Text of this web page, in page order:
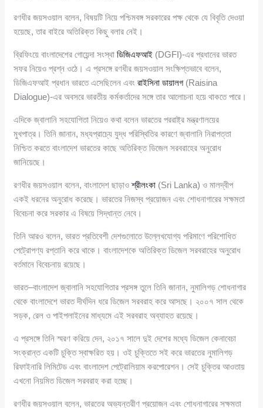
রণধীর জয়সওয়াল বলেন, বিষয়টি নিয়ে পশ্চিমবঙ্গ সরকারের পক্ষ থেকে যে বিবৃতি দেওয়া
হয়েছে, তার বাইরে অতিরিক্ত কিছু বলার নেই।
ব্রিফিংয়ে বাংলাদেশের গোয়েন্দা সংস্থাডিজিএফআই (DGFI)-এর প্রধানের ভারত
সফর নিয়েও প্রশ্ন ওঠে। এ প্রসঙ্গে রণধীর জয়সওয়াল সংক্ষিপ্তভাবে বলেন,
ডিজিএফআই প্রধান ভারতে এসেছিলেন এবংরাইসিনা ডায়ালগ (Raisina
Dialogue)-এর অবসরে ভারতীয় কর্মকর্তাদের সঙ্গে তার আলোচনা হয়ে থাকতে পারে।
এদিকে জ্বালানি সহযোগিতা নিয়েও কথা বলেন ভারতের পররাষ্ট্র মন্ত্রণালয়ের
মুখপাত্র। তিনি জানান, মধ্যপ্রাচ্যে যুদ্ধ পরিস্থিতির কারণে জ্বালানি নিরাপত্তা
নিশ্চিত করতে বাংলাদেশ ভারতের কাছে অতিরিক্ত ডিজেল সরবরাহের অনুরোধ
জানিয়েছে।
রণধীর জয়সওয়াল বলেন, বাংলাদেশ ছাড়াওশ্রীলংকা (Sri Lanka) ও মালদ্বীপ
একই ধরনের অনুরোধ করেছে। ভারতের নিজস্ব প্রয়োজন এবং শোধনাগারের সক্ষমতা
বিবেচনা করে সরকার এ বিষয়ে সিদ্ধান্ত নেবে।
তিনি আরও বলেন, ভারত প্রতিবেশী দেশগুলোতে উল্লেখযোগ্য পরিমাণে পরিশোধিত
পেট্রোপণ্য রপ্তানি করে থাকে। বাংলাদেশকে অতিরিক্ত ডিজেল সরবরাহের অনুরোধ
বর্তমানে বিবেচনায় রয়েছে।
ভারত–বাংলাদেশ জ্বালানি সহযোগিতার প্রসঙ্গ তুলে তিনি জানান, নুমালিগড় শোধনাগার
থেকে বাংলাদেশে ভারত দীর্ঘদিন ধরে ডিজেল সরবরাহ করে আসছে। ২০০৭ সাল থেকে
সড়ক, রেল ও পাইপলাইনের মাধ্যমে এই সরবরাহ অব্যাহত রয়েছে।
এ প্রসঙ্গে তিনি স্মরণ করিয়ে দেন, ২০১৭ সালে দুই দেশের মধ্যে ডিজেল কেনাবেচা
সংক্রান্ত একটি চুক্তি স্বাক্ষরিত হয়। ওই চুক্তিতে সই করে ভারতের নুমালিগড়
রিফাইনারি লিমিটেড এবং বাংলাদেশ পেট্রোলিয়াম করপোরেশন। সেই চুক্তির আওতায়
এখনো নিয়মিত ডিজেল সরবরাহ করা হচ্ছে।
রণধীর জয়সওয়াল বলেন, ভারতের অভ্যন্তরীণ প্রয়োজন এবং শোধনাগারের সক্ষমতা